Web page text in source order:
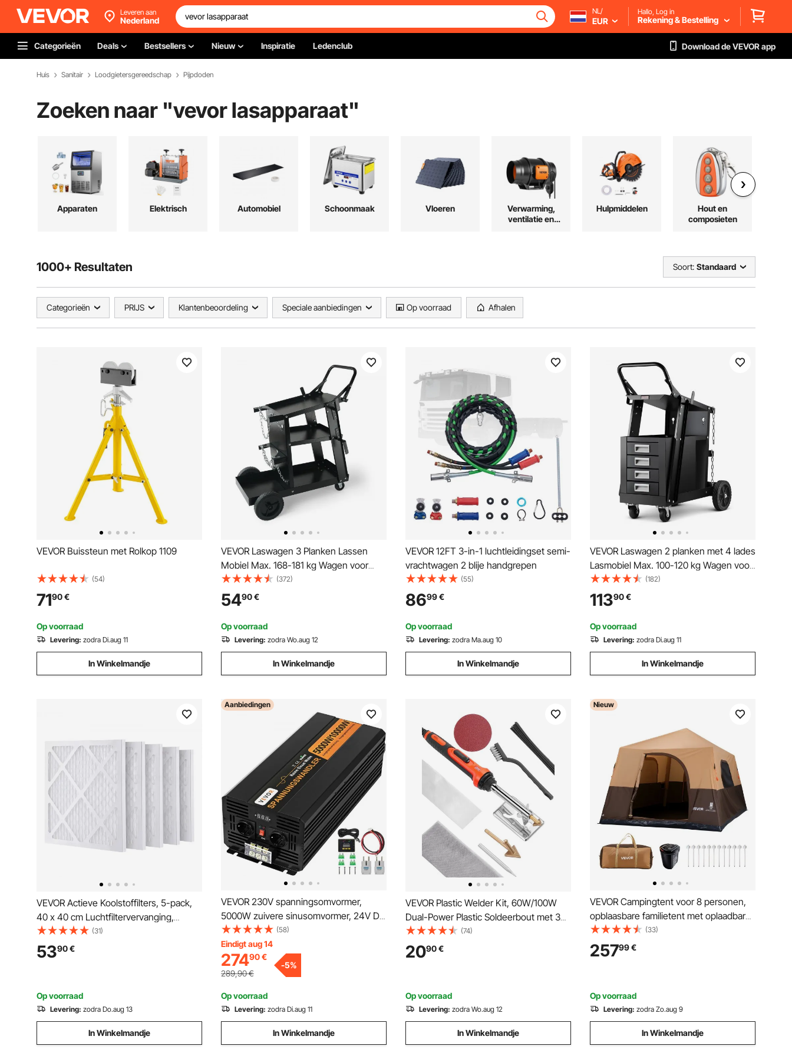
Leveren aan
Nederland
NL/
EUR
Hallo, Log in
Rekening & Bestelling
Categorieën Deals Bestsellers Nieuw Inspiratie Ledenclub Download de VEVOR app
Huis Sanitair Loodgietersgereedschap Pijpdoden
Zoeken naar "vevor lasapparaat"
Apparaten Elektrisch Automobiel Schoonmaak Vloeren
Verwarming,
ventilatie en
Hulpmiddelen
Hout en
composieten
1000+ Resultaten Soort: Standaard
Categorieën PRIJS Klantenbeoordeling Speciale aanbiedingen Op voorraad Afhalen
VEVOR Buissteun met Rolkop 1109
(54)
7190€
Op voorraad
Levering: zodra Di.aug 11
In Winkelmandje
VEVOR Laswagen 3 Planken Lassen
Mobiel Max. 168-181 kg Wagen voor
lasapparatuur met 2 gasfleshouders
Ideaal voor handmatig lassen, lassen
met afgeschermd gas, argonbooglassen
(372)
5490€
Op voorraad
Levering: zodra Wo.aug 12
In Winkelmandje
VEVOR 12FT 3-in-1 luchtleidingset semi-
vrachtwagen 2 blije handgrepen
(55)
8699€
Op voorraad
Levering: zodra Ma.aug 10
In Winkelmandje
VEVOR Laswagen 2 planken met 4 lades
Lasmobiel Max. 100-120 kg Wagen voor
lasapparatuur met 2 gasfleshouders
Ideaal voor handmatig lassen, lassen
met afgeschermd gas, argonbooglassen
(182)
11390€
Op voorraad
Levering: zodra Di.aug 11
In Winkelmandje
VEVOR Actieve Koolstoffilters, 5-pack,
40 x 40 cm Luchtfiltervervanging,
Hoogrendementsfilters Niveau 1,
Compatibel met BlueDri en VEVOR
Scrubber, Luchtreiniger, Apparatuur voor
(31)
5390€
Op voorraad
Levering: zodra Do.aug 13
In Winkelmandje
Aanbiedingen
VEVOR 230V spanningsomvormer,
5000W zuivere sinusomvormer, 24V DC
zuivere sinusomvormer
(58)
Eindigt aug 14
27490€
289,90€
-5%
Op voorraad
Levering: zodra Di.aug 11
In Winkelmandje
VEVOR Plastic Welder Kit, 60W/100W
Dual-Power Plastic Soldeerbout met 3
laspunten en 20 lasstaven,
Professioneel plastic reparatie
lasapparaat voor autobumpers, kajaks,
(74)
2090€
Op voorraad
Levering: zodra Wo.aug 12
In Winkelmandje
Nieuw
VEVOR Campingtent voor 8 personen,
opblaasbare familietent met oplaadbare
pomp, TPU-luchtslang en 4 gaasramen,
cabinetent met draagtas voor
gezinskamperen en wandelen, beige
(33)
25799€
Op voorraad
Levering: zodra Zo.aug 9
In Winkelmandje